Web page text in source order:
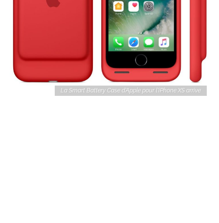
La Smart Battery Case d'Apple pour l'iPhone XS arrive